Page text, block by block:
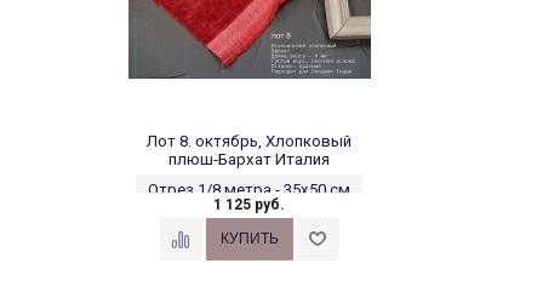
Лот 8. октябрь, Хлопковый
плюш-Бархат Италия
Отрез 1/8 метра - 35х50 см
1 125 руб.